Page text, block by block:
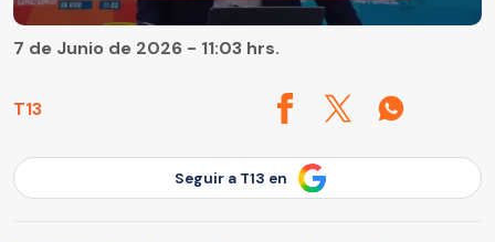
T13
7 de Junio de 2026 - 11:03 hrs.
Seguir a T13 en